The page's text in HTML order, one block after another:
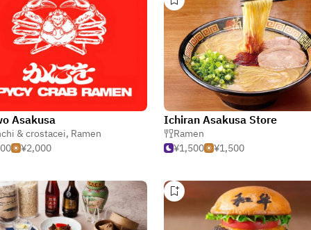
Asakusa
& crostacei, Ramen
¥2,000
Ichiran Asakusa Store
Ramen
¥1,500
¥1,500